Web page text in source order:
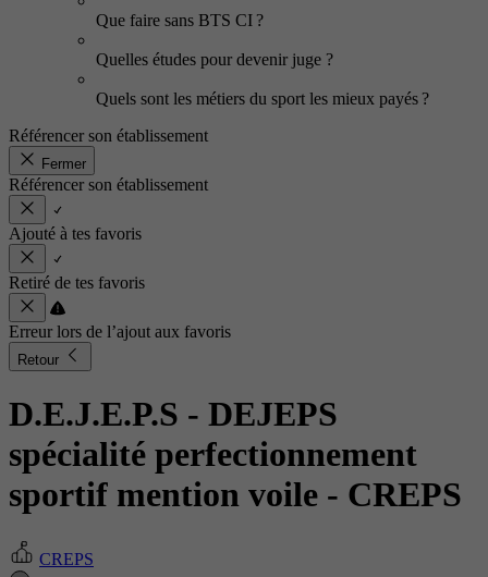
Que faire sans BTS CI ?
Quelles études pour devenir juge ?
Quels sont les métiers du sport les mieux payés ?
Référencer son établissement
Fermer
Référencer son établissement
Ajouté à tes favoris
Retiré de tes favoris
Erreur lors de l’ajout aux favoris
Retour
D.E.J.E.P.S - DEJEPS
spécialité perfectionnement
sportif mention voile - CREPS
CREPS